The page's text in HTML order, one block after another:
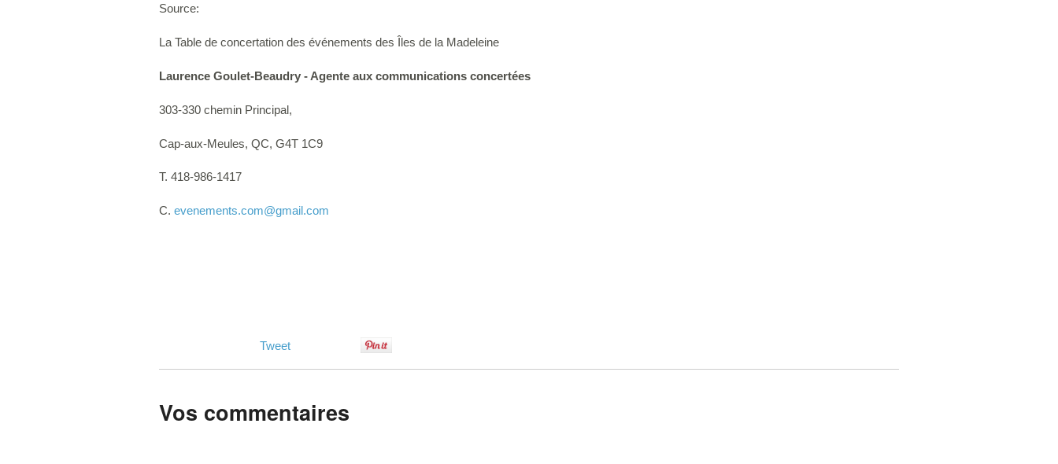
Source:
La Table de concertation des événements des Îles de la Madeleine
Laurence Goulet-Beaudry - Agente aux communications concertées
303-330 chemin Principal,
Cap-aux-Meules, QC, G4T 1C9
T. 418-986-1417
C. evenements.com@gmail.com
Tweet
Vos commentaires